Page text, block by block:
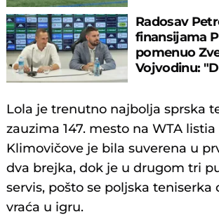
Radosav
finansijama
pomenuo
Vojvodinu:
Lola je trenutno najbolja sprska
zauzima 147. mesto na WTA
Klimovičove je bila suverena u
dva brejka, dok je u drugom tri
servis, pošto se poljska teniserka
vraća u igru.